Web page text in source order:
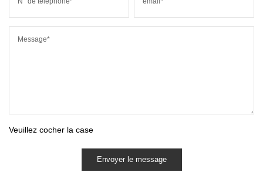
Message*
Veuillez cocher la case
Envoyer le message